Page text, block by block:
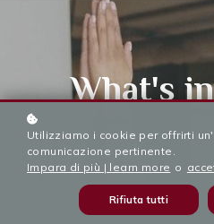
What's
Utilizziamo i cookie per offrirti
comunicazione pertinente.
Impara di più | learn more o
Rifiuta tutti